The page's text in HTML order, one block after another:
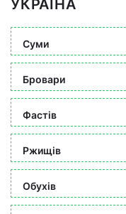
УКРАЇНА
Суми
Бровари
Фастів
Ржищів
Обухів